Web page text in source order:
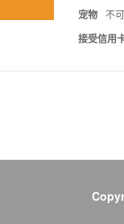
宠物 不
接受信用